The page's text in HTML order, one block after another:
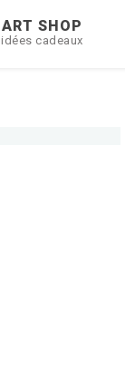
ART SHOP
idées cadeaux